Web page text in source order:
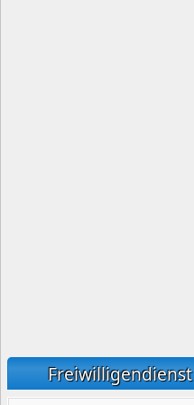
Freiwilligendienst